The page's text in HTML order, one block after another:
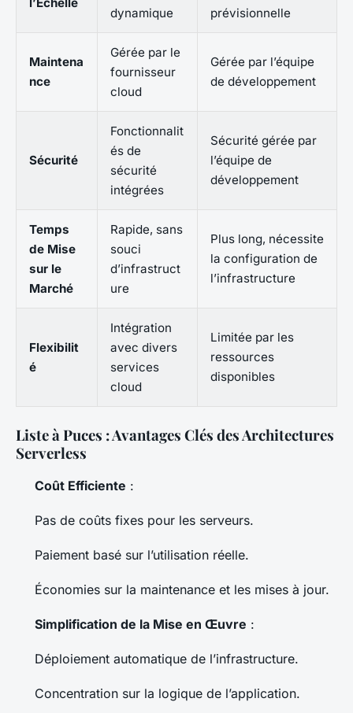
l’Echelle
dynamique
prévisionnelle
Maintena
nce
Gérée par le
fournisseur
cloud
Gérée par l’équipe
de développement
Sécurité
Fonctionnalit
és de
sécurité
intégrées
Sécurité gérée par
l’équipe de
développement
Temps
de Mise
sur le
Marché
Rapide, sans
souci
d’infrastruct
ure
Plus long, nécessite
la configuration de
l’infrastructure
Flexibilit
é
Intégration
avec divers
services
cloud
Limitée par les
ressources
disponibles
Liste à Puces : Avantages Clés des Architectures
Serverless
Coût Efficiente :
Pas de coûts fixes pour les serveurs.
Paiement basé sur l’utilisation réelle.
Économies sur la maintenance et les mises à jour.
Simplification de la Mise en Œuvre :
Déploiement automatique de l’infrastructure.
Concentration sur la logique de l’application.